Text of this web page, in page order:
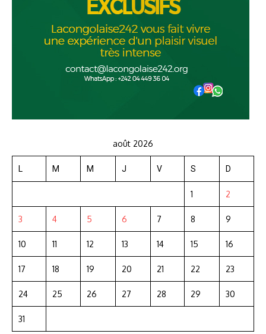
août 2026
L M M J V S D
1 2
3 4 5 6 7 8 9
10 11 12 13 14 15 16
17 18 19 20 21 22 23
24 25 26 27 28 29 30
31